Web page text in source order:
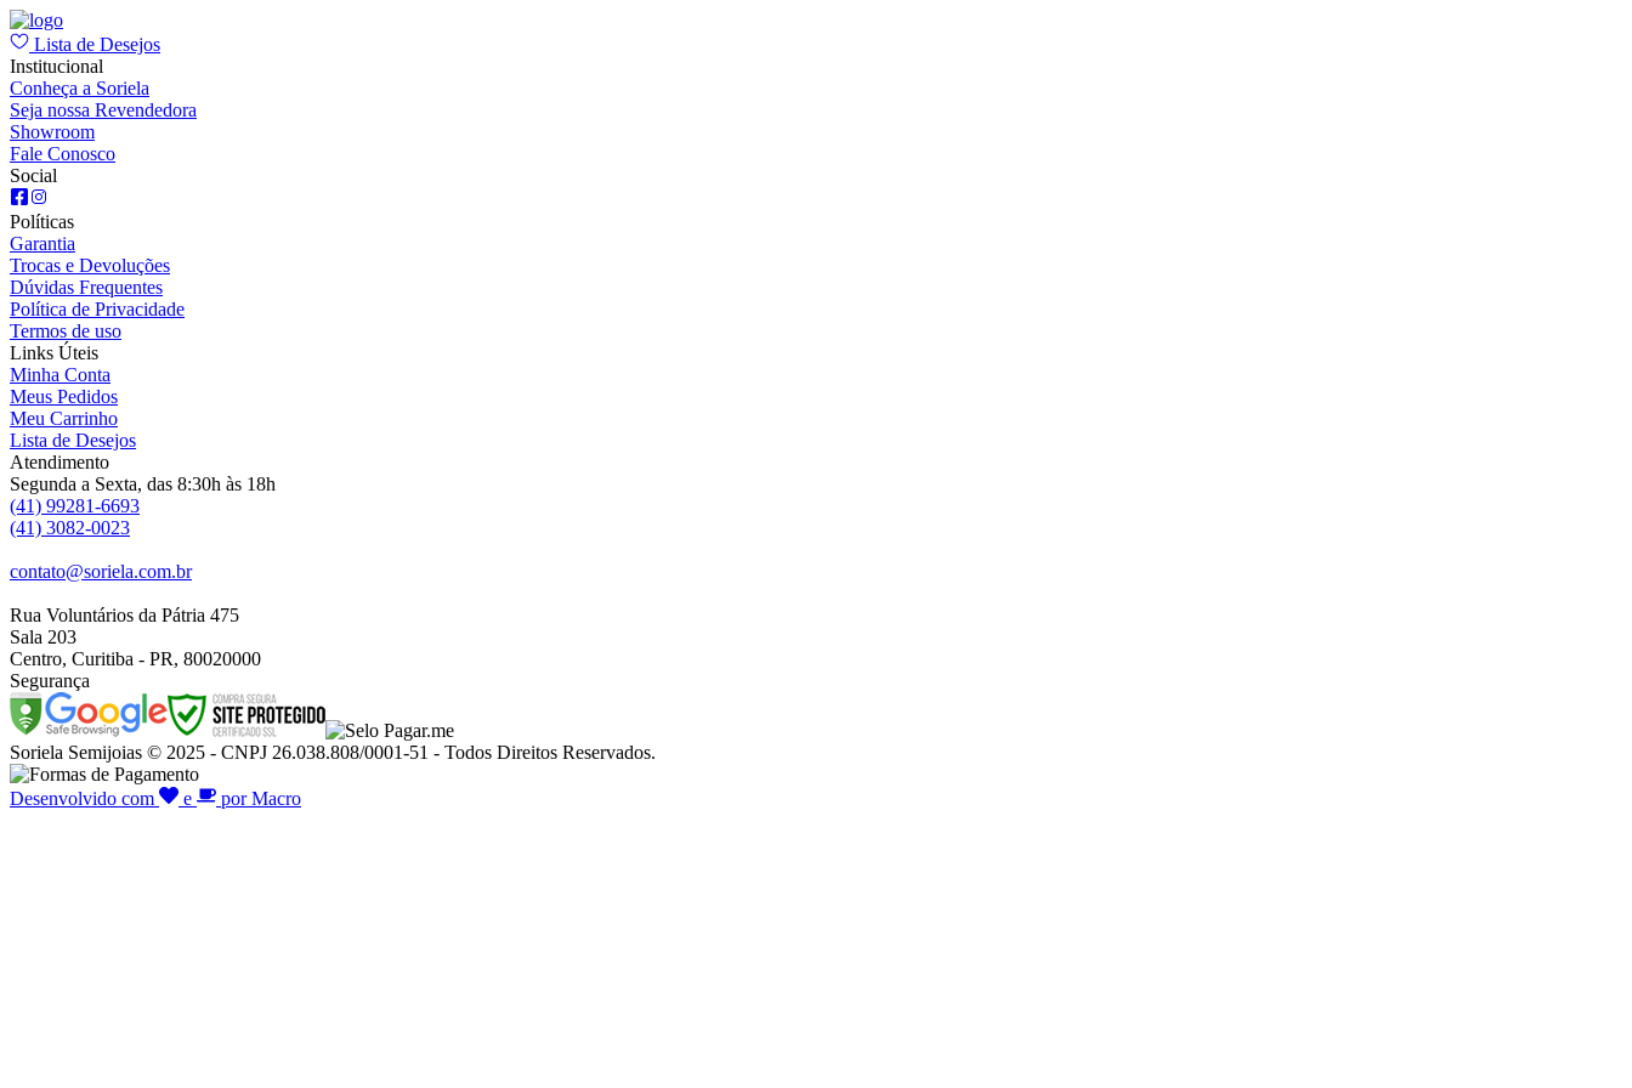
Lista de Desejos
Institucional
Conheça a Soriela
Seja nossa Revendedora
Showroom
Fale Conosco
Social
Políticas
Garantia
Trocas e Devoluções
Dúvidas Frequentes
Política de Privacidade
Termos de uso
Links Úteis
Minha Conta
Meus Pedidos
Meu Carrinho
Lista de Desejos
Atendimento
Segunda a Sexta, das 8:30h às 18h
(41) 99281-6693
(41) 3082-0023
contato@soriela.com.br
Rua Voluntários da Pátria 475
Sala 203
Centro, Curitiba - PR, 80020000
Segurança
Soriela Semijoias © 2025 - CNPJ 26.038.808/0001-51 - Todos Direitos Reservados.
Desenvolvido com e por Macro